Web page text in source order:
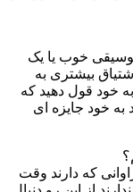
خوب یا یک
بیشتری به
به خود قول دهید که
به خود جایزه ای
که دارند وقت